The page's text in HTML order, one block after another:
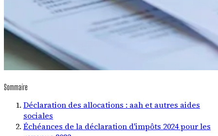
Sommaire
Déclaration des allocations : aah et autres aides
sociales
Échéances de la déclaration d'impôts 2024 pour les